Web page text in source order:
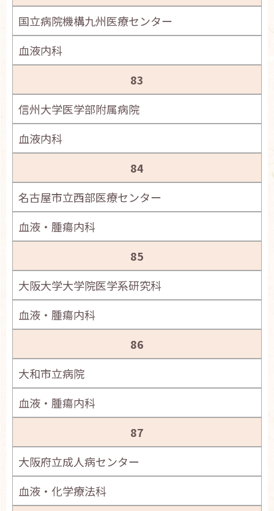
国立病院機構九州医療センター
血液内科
83
信州大学医学部附属病院
血液内科
84
名古屋市立西部医療センター
血液・腫瘍内科
85
大阪大学大学院医学系研究科
血液・腫瘍内科
86
大和市立病院
血液・腫瘍内科
87
大阪府立成人病センター
血液・化学療法科